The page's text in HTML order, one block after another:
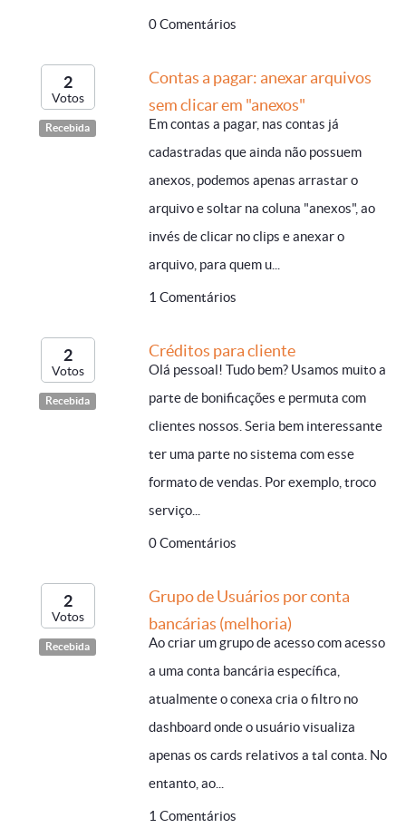
0 Comentários
2
Votos
Recebida
Contas a pagar: anexar arquivos
sem clicar em "anexos"
Em contas a pagar, nas contas já
cadastradas que ainda não possuem
anexos, podemos apenas arrastar o
arquivo e soltar na coluna "anexos", ao
invés de clicar no clips e anexar o
arquivo, para quem u...
1 Comentários
2
Votos
Recebida
Créditos para cliente
Olá pessoal! Tudo bem? Usamos muito a
parte de bonificações e permuta com
clientes nossos. Seria bem interessante
ter uma parte no sistema com esse
formato de vendas. Por exemplo, troco
serviço...
0 Comentários
2
Votos
Recebida
Grupo de Usuários por conta
bancárias (melhoria)
Ao criar um grupo de acesso com acesso
a uma conta bancária específica,
atualmente o conexa cria o filtro no
dashboard onde o usuário visualiza
apenas os cards relativos a tal conta. No
entanto, ao...
1 Comentários